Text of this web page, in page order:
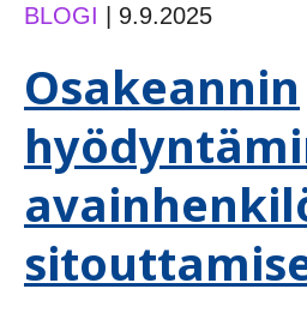
BLOGI 9.9.2025
Osakeannin